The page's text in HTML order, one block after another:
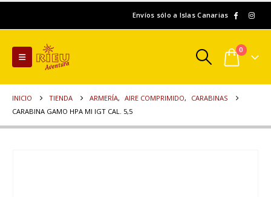
Envíos sólo a Islas Canarias
0
INICIO TIENDA ARMERÍA, AIRE COMPRIMIDO,
CARABINAS
CARABINA GAMO HPA MI IGT CAL. 5,5